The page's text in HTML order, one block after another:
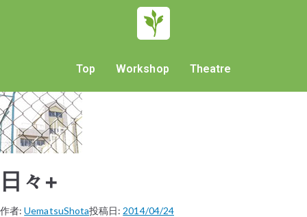
Top Workshop Theatre
日々+
作者:UematsuShota投稿日: 2014/04/24